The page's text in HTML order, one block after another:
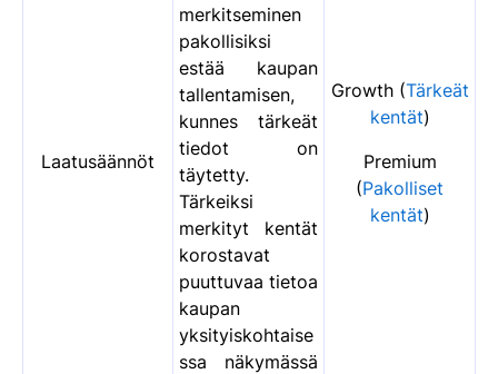
Laatusäännöt
merkitseminen
pakollisiksi
estää kaupan
tallentamisen,
kunnes tärkeät
tiedot on
täytetty.
Tärkeiksi
merkityt kentät
korostavat
puuttuvaa tietoa
kaupan
yksityiskohtaise
ssa näkymässä
Growth (Tärkeät
kentät)
Premium
(Pakolliset
kentät)